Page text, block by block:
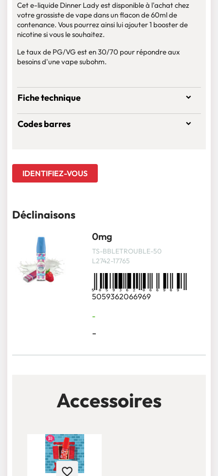
Cet e-liquide Dinner Lady est disponible à l'achat chez
votre grossiste de vape dans un flacon de 60ml de
contenance. Vous pourrez ainsi lui ajouter 1 booster de
nicotine si vous le souhaitez.
Le taux de PG/VG est en 30/70 pour répondre aux
besoins d'une vape subohm.
Fiche technique
Codes barres
IDENTIFIEZ-VOUS
Déclinaisons
0mg
TS-BBLETROUBLE-50
L2742-17765
5059362066969
-
-
Accessoires
favorite_border